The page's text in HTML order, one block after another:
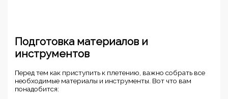
Подготовка материалов и
инструментов
Перед тем как приступить к плетению, важно собрать все
необходимые материалы и инструменты. Вот что вам
понадобится: